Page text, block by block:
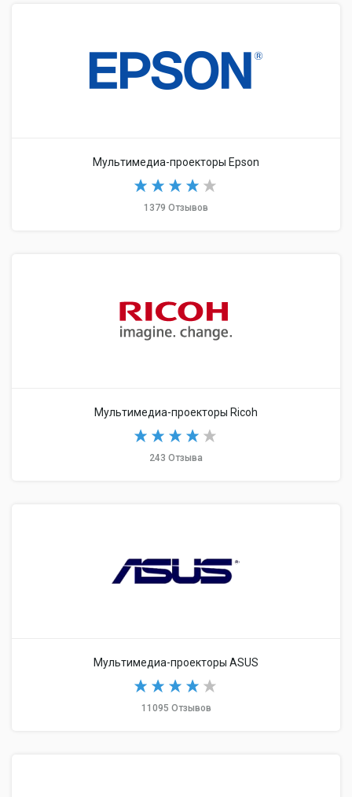
Мультимедиа-проекторы Epson
1379 Отзывов
Мультимедиа-проекторы Ricoh
243 Отзыва
Мультимедиа-проекторы ASUS
11095 Отзывов